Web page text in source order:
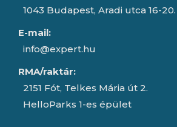
1043 Budapest, Aradi utca 16-20.
E-mail:
info@expert.hu
RMA/raktár:
2151 Fót, Telkes Mária út 2.
HelloParks 1-es épület